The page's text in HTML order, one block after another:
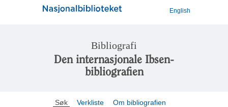
English
Bibliografi
Den internasjonale Ibsen-
bibliografien
Søk Verkliste Om bibliografien